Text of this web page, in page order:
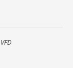
VFD